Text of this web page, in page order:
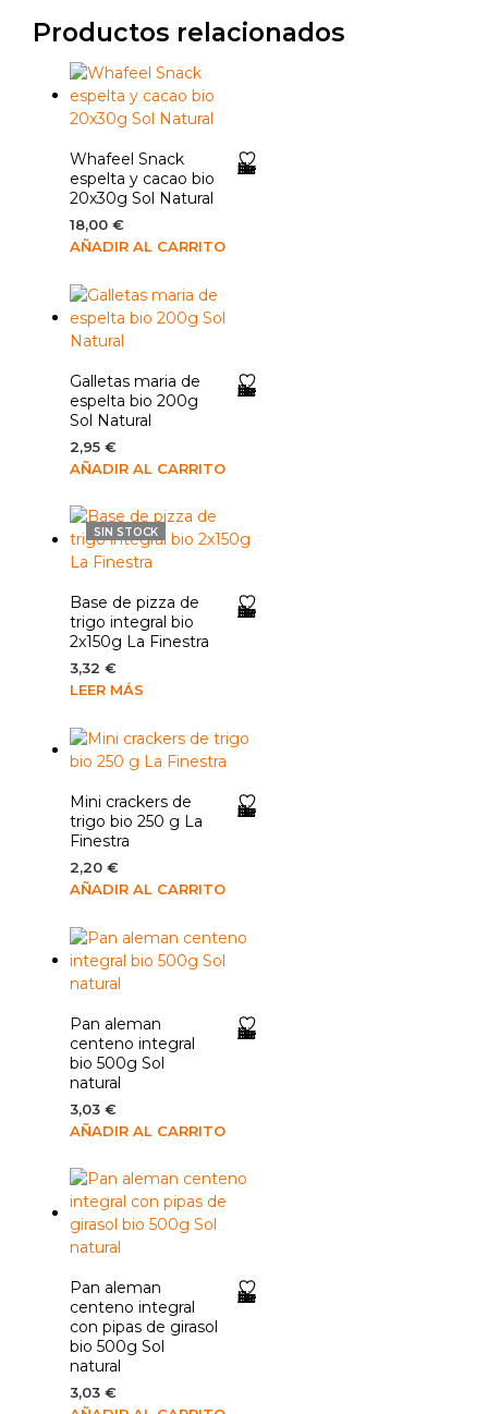
Productos relacionados
Añadir a la lista de deseos
Whafeel Snack
espelta y cacao bio
20x30g Sol Natural
18,00€
AÑADIR AL CARRITO
Añadir a la lista de deseos
Galletas maria de
espelta bio 200g
Sol Natural
2,95€
AÑADIR AL CARRITO
SIN STOCK
Añadir a la lista de deseos
Base de pizza de
trigo integral bio
2x150g La Finestra
3,32€
LEER MÁS
Añadir a la lista de deseos
Mini crackers de
trigo bio 250 g La
Finestra
2,20€
AÑADIR AL CARRITO
Añadir a la lista de deseos
Pan aleman
centeno integral
bio 500g Sol
natural
3,03€
AÑADIR AL CARRITO
Añadir a la lista de deseos
Pan aleman
centeno integral
con pipas de girasol
bio 500g Sol
natural
3,03€